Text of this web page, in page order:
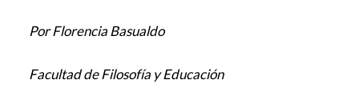
Por Florencia Basualdo
Facultad de Filosofía y Educación